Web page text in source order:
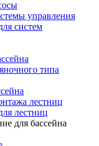
управления
систем
типа
лестниц
лестниц
для бассейна